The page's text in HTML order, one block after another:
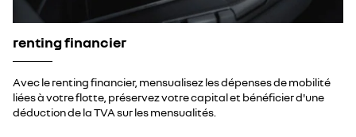
renting financier
Avec le renting financier, mensualisez les dépenses de mobilité
liées à votre flotte, préservez votre capital et bénéficier d'une
déduction de la TVA sur les mensualités.